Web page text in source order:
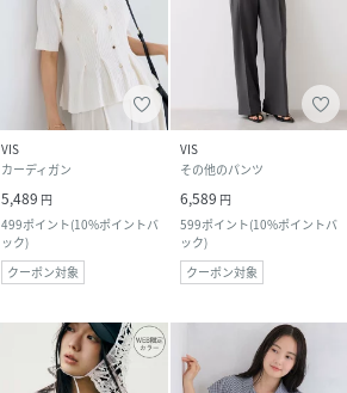
VIS
カーディガン
5,489 円
499ポイント(10%ポイントバ
ック)
クーポン対象
VIS
その他のパンツ
6,589 円
599ポイント(10%ポイントバ
ック)
クーポン対象